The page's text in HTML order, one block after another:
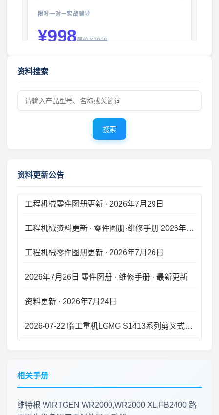
限时一对一实战辅导
¥998原价 ¥2998
您将获得：
✅找货与找供应商核心技巧
✅ 产品图片极速搜源
✅零件号与型号匹配方案
资料搜索
搜索
资料更新公告
2026年8月7日 工程机械资料库 · 更新公告
工程机械资料库 · 更新公告 2026年8月5日
零件图册 · 更新公告 2026年7月30日
工程机械零件图册更新 · 2026年7月29日
资料库更新 · 2026年7月21日
工程机械资料库 · 零件图册维修手册更新 2026.07.18
工程机械资料更新 · 2026年7月16日
相关手册
维特根 WIRTGEN WR2000,WR2000 XL,FB2400 路